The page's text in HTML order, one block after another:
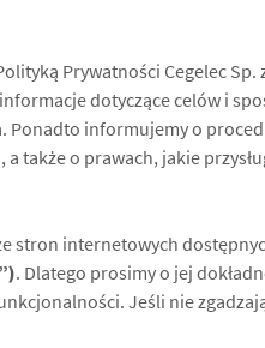
Prywatności Cegelec Sp.
dotyczące celów i
Ponadto informujemy o
także o prawach, jakie
stron internetowych
. Dlatego prosimy o jej
Jeśli nie